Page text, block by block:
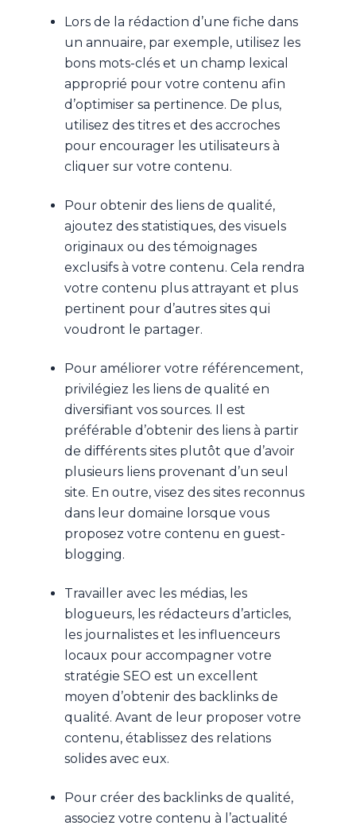
Lors de la rédaction d’une fiche dans
un annuaire, par exemple, utilisez les
bons mots-clés et un champ lexical
approprié pour votre contenu afin
d’optimiser sa pertinence. De plus,
utilisez des titres et des accroches
pour encourager les utilisateurs à
cliquer sur votre contenu.
Pour obtenir des liens de qualité,
ajoutez des statistiques, des visuels
originaux ou des témoignages
exclusifs à votre contenu. Cela rendra
votre contenu plus attrayant et plus
pertinent pour d’autres sites qui
voudront le partager.
Pour améliorer votre référencement,
privilégiez les liens de qualité en
diversifiant vos sources. Il est
préférable d’obtenir des liens à partir
de différents sites plutôt que d’avoir
plusieurs liens provenant d’un seul
site. En outre, visez des sites reconnus
dans leur domaine lorsque vous
proposez votre contenu en guest-
blogging.
Travailler avec les médias, les
blogueurs, les rédacteurs d’articles,
les journalistes et les influenceurs
locaux pour accompagner votre
stratégie SEO est un excellent
moyen d’obtenir des backlinks de
qualité. Avant de leur proposer votre
contenu, établissez des relations
solides avec eux.
Pour créer des backlinks de qualité,
associez votre contenu à l’actualité